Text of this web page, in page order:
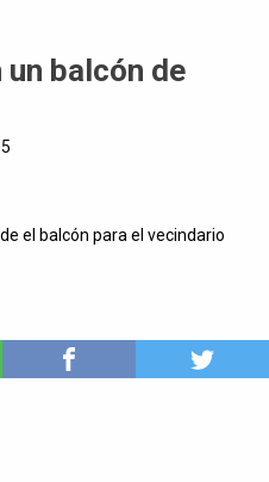
balcón de
el balcón para el vecindario